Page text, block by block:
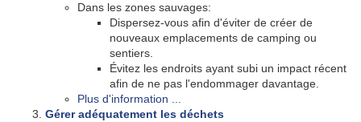
Dans les zones sauvages:
Dispersez-vous afin d'éviter de créer de
nouveaux emplacements de camping ou
sentiers.
Évitez les endroits ayant subi un impact récent
afin de ne pas l'endommager davantage.
Plus d'information ...
Gérer adéquatement les déchets